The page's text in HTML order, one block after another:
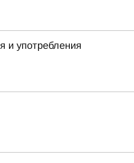
и употребления